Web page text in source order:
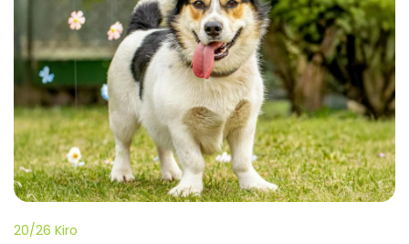
20/26 Kiro